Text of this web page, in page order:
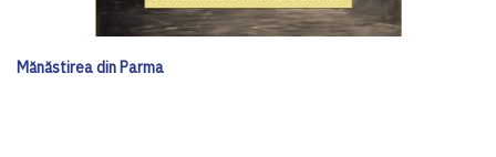
Mănăstirea din Parma